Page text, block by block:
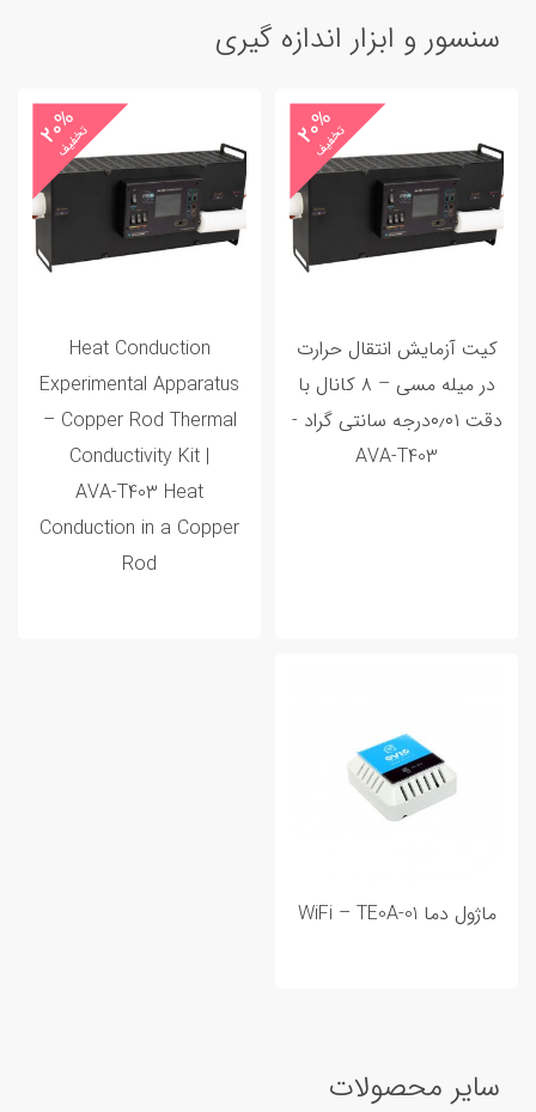
سنسور و ابزار اندازه گیری
20%
کیت آزمایش انتقال حرارت
در میله مسی – ۸ کانال با
دقت ۰٫۰۱درجه سانتی گراد -
AVA‑T403
20%
Heat Conduction
Experimental Apparatus
– Copper Rod Thermal
Conductivity Kit |
AVA‑T403 Heat
Conduction in a Copper
Rod
ماژول دما WiFi – TE0A-01
سایر محصولات